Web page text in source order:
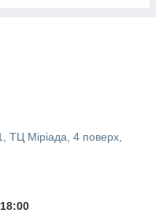
ТЦ Міріада, 4 поверх,